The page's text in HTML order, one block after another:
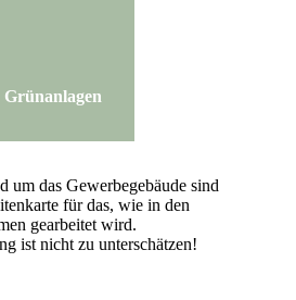
Grünanlagen
um das Gewerbegebäude sind
für das, wie in den
gearbeitet wird.
ist nicht zu unterschätzen!